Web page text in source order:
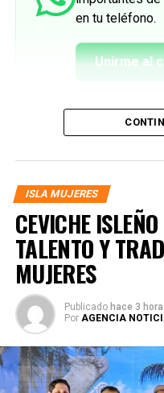
en tu teléfono.
Unirme al
ISLA MUJERES
CEVICHE
TALENTO Y
MUJERES
Publicado hace 3
Por AGENCIA